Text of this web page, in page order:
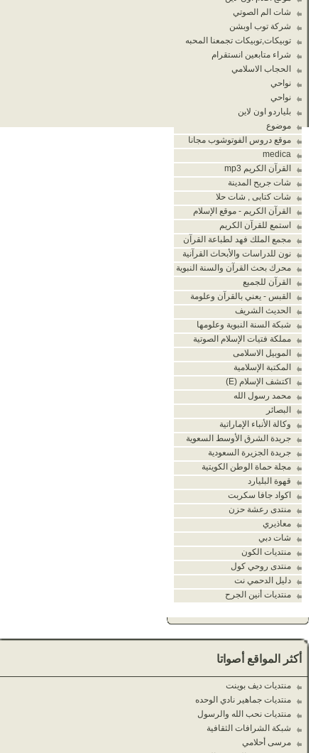
شات الم الصوتي
شركة توب اوبشن
توبيكات,توبيكات تجمعنا المحبه
شراء متابعين انستقرام
الحجاب الاسلامي
نواحي
نواحي
بلياردو اون لاين
موضوع
موقع دروس الفوتوشوب مجانا
medica
القرآن الكريم mp3
شات جريح المدينة
شات كتابى , شات حلا
القرآن الكريم - موقع الإسلام
استمع للقرآن الكريم
مجمع الملك فهد لطباعة القرآن
نون للدراسات والأبحاث القرآنية
محرك بحث القرآن والسنة النبوية
القرآن للجميع
القبس - يعني بالقرآن وعلومة
الحديث الشريف
شبكة السنة النبوية وعلومها
مملكة فتيات الإسلام الصوتية
الموبيل الاسلامى
المكتبة الإسلامية
اكتشف الإسلام (E)
محمد رسول الله
البصائر
وكالة الأنباء الإماراتية
جريدة الشرق الأوسط السعوية
جريدة الجزيرة السعودية
مجلة حماة الوطن الكويتية
قهوة البليارد
اكواد جافا سكربت
منتدى رعشة حزن
معاذيري
شات دبي
منتديات الكون
منتدى روحي كول
دليل الدحمي نت
منتديات أنين الجرح
أكثر المواقع أصواتا
منتديات ديف بوينت
منتديات جماهير نادي الوحده
منتديات نحب الله والرسول
شبكة الشرافات الثقافية
مرسى أحلامي